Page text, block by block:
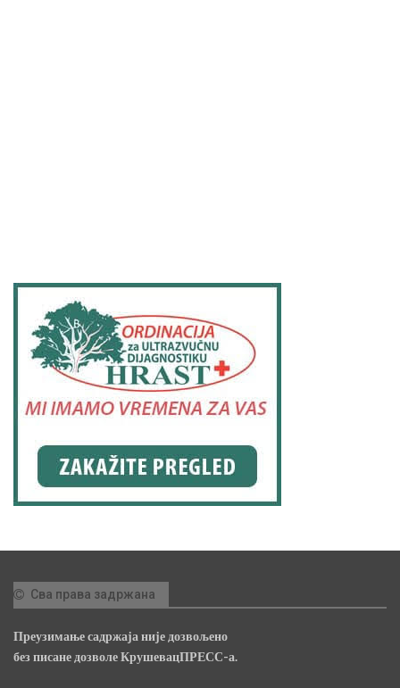
Сва права задржана
Преузимање садржаја није дозвољено
без писане дозволе КрушевацПРЕСС-а.